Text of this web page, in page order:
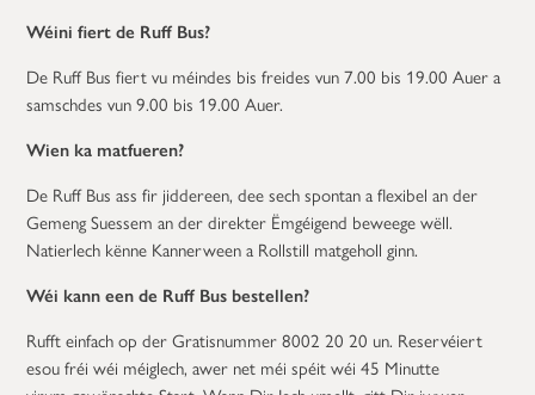
Wéini fiert de Ruff Bus?
De Ruff Bus fiert vu méindes bis freides vun 7.00 bis 19.00 Auer a
samschdes vun 9.00 bis 19.00 Auer.
Wien ka matfueren?
De Ruff Bus ass fir jiddereen, dee sech spontan a flexibel an der
Gemeng Suessem an der direkter Ëmgéigend beweege wëll.
Natierlech kënne Kannerween a Rollstill matgeholl ginn.
Wéi kann een de Ruff Bus bestellen?
Rufft einfach op der Gratisnummer 8002 20 20 un. Reservéiert
esou fréi wéi méiglech, awer net méi spéit wéi 45 Minutte